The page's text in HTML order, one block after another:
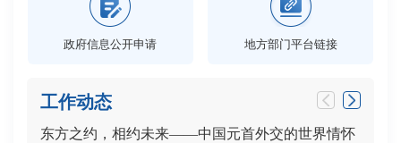
政府信息公开申请 地方部门平台链接
工作动态
东方之约，相约未来——中国元首外交的世界情怀